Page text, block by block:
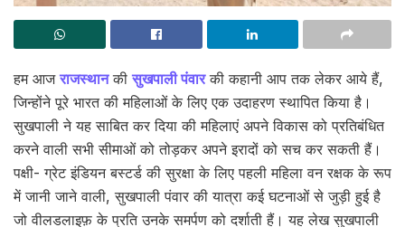
हम आजराजस्थानकीसुखपाली पंवारकी कहानी आप तक लेकर आये हैं,
जिन्होंने पूरे भारत की महिलाओं के लिए एक उदाहरण स्थापित किया है।
सुखपाली ने यह साबित कर दिया की महिलाएं अपने विकास को प्रतिबंधित
करने वाली सभी सीमाओं को तोड़कर अपने इरादों को सच कर सकती हैं।
पक्षी- ग्रेट इंडियन बस्टर्ड की सुरक्षा के लिए पहली महिला वन रक्षक के रूप
में जानी जाने वाली, सुखपाली पंवार की यात्रा कई घटनाओं से जुड़ी हुई है
जो वीलडलाइफ़ के प्रति उनके समर्पण को दर्शाती हैं। यह लेख सुखपाली